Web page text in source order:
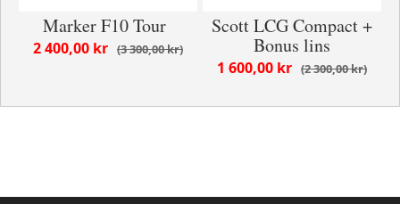
Marker F10 Tour
3 300,00 kr
2 400,00 kr
Scott LCG Compact +
Bonus lins
2 300,00 kr
1 600,00 kr